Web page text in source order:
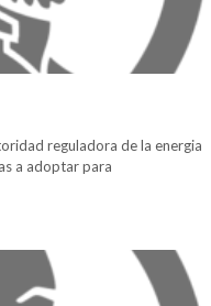
reguladora de la energia
a adoptar para